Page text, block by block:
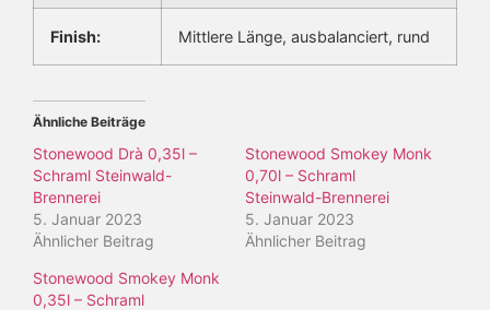
Finish: Mittlere Länge, ausbalanciert, rund
Ähnliche Beiträge
Stonewood Drà 0,35l –
Schraml Steinwald-
Brennerei
5. Januar 2023
Ähnlicher Beitrag
Stonewood Smokey Monk
0,70l – Schraml
Steinwald-Brennerei
5. Januar 2023
Ähnlicher Beitrag
Stonewood Smokey Monk
0,35l – Schraml